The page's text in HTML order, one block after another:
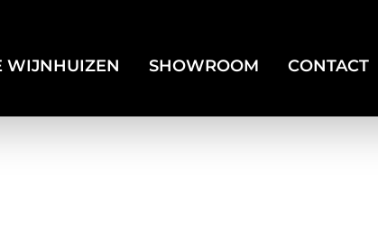
WIJNHUIZEN SHOWROOM CONTACT